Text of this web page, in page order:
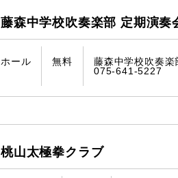
藤森中学校吹奏楽部 定期演奏
ホール 無料
藤森中学校吹奏楽
075-641-5227
桃山太極拳クラブ